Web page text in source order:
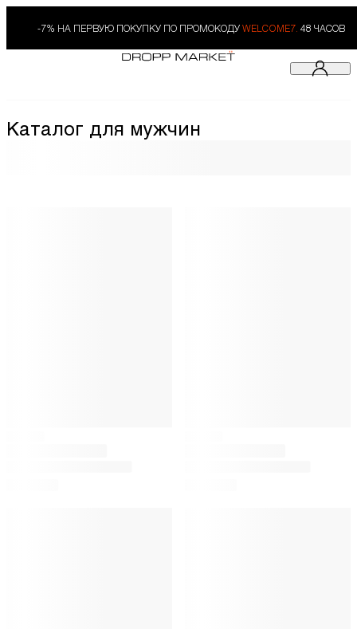
-7% НА ПЕРВУЮ ПОКУПКУ ПО ПРОМОКОДУ WELCOME7. 48 ЧАСОВ
Каталог для мужчин